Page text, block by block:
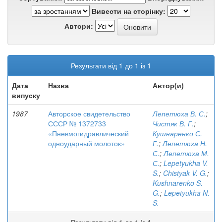
Вивести на сторінку:
Автори:
Результати від 1 до 1 із 1
Дата
випуску
Назва Автор(и)
1987
Авторское свидетельство
СССР № 1372733
«Пневмогидравлический
одноударный молоток»
Лепетюха В. С.;
Чистяк В. Г.;
Кушнаренко С.
Г.;Лепетюха Н.
С.;Лепетюха М.
С.; Lepetyukha V.
S.; Chistyak V. G.;
Kushnarenko S.
G.; Lepetyukha N.
S.